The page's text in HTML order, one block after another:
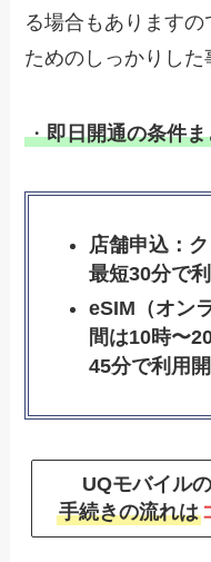
る場合もあります
ためのしっかりした
・即日開通の条件
店舗申込：
最短30分で
eSIM（オン
間は10時〜
45分で利用
UQモバイルの
手続きの流れは